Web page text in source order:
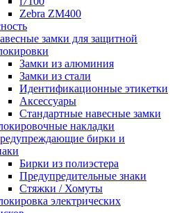
Zebra ZM400
замки для защитной
Замки из алюминия
Замки из стали
Идентификационные этикетки
Аксессуары
Стандартные навесные замки
накладки
бирки и
Бирки из полиэстера
Предупредительные знаки
Стяжки / Хомуты
электрических